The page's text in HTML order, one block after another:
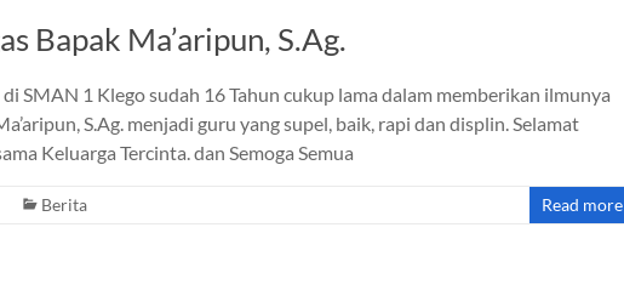
Bapak Ma’aripun, S.Ag.
di SMAN 1 Klego sudah 16 Tahun cukup lama dalam memberikan ilmunya
S.Ag. menjadi guru yang supel, baik, rapi dan displin. Selamat
Keluarga Tercinta. dan Semoga Semua
Berita Read more